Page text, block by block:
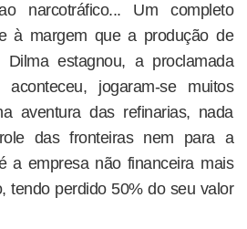
narcotráfico... Um completo
à margem que a produção de
Dilma estagnou, a proclamada
aconteceu, jogaram-se muitos
aventura das refinarias, nada
das fronteiras nem para a
a empresa não financeira mais
tendo perdido 50% do seu valor